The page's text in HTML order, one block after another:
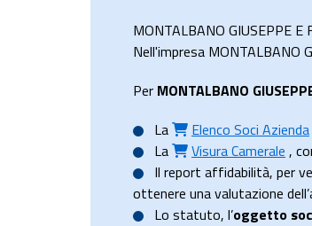
MONTALBANO GIUSEPPE
Nell'impresa MONTALBANO
Per MONTALBANO
La
Elenco Soci Azienda
La
Visura Camerale ,
Il report affidabilità, per
ottenere una valutazione
Lo statuto, l’oggetto